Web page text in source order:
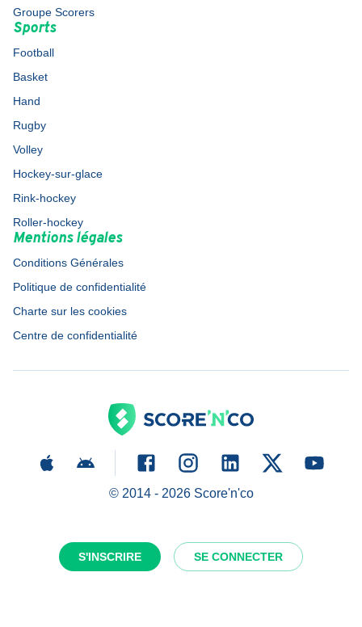
S'INSCRIRE SE CONNECTER
Groupe Scorers
Sports
Football
Basket
Hand
Rugby
Volley
Hockey-sur-glace
Rink-hockey
Roller-hockey
Mentions légales
Conditions Générales
Politique de confidentialité
Charte sur les cookies
Centre de confidentialité
© 2014 - 2026Score'n'co